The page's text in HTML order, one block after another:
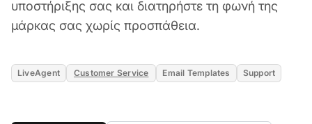
υποστήριξης σας και διατηρήστε τη φωνή της
μάρκας σας χωρίς προσπάθεια.
LiveAgent Customer Service Email Templates Support